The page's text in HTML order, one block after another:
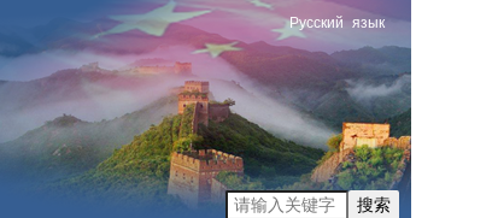
Русский язык
搜索